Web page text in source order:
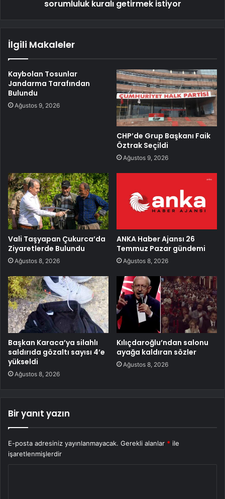
sorumluluk kuralı getirmek istiyor
İlgili Makaleler
Kaybolan Tosunlar
Jandarma Tarafından
Bulundu
Ağustos 9, 2026
CHP’de Grup Başkanı Faik
Öztrak Seçildi
Ağustos 9, 2026
Vali Taşyapan Çukurca’da
Ziyaretlerde Bulundu
Ağustos 8, 2026
ANKA Haber Ajansı 26
Temmuz Pazar gündemi
Ağustos 8, 2026
Başkan Karaca’ya silahlı
saldırıda gözaltı sayısı 4’e
yükseldi
Ağustos 8, 2026
Kılıçdaroğlu’ndan salonu
ayağa kaldıran sözler
Ağustos 8, 2026
Bir yanıt yazın
E-posta adresiniz yayınlanmayacak. Gerekli alanlar * ile
işaretlenmişlerdir